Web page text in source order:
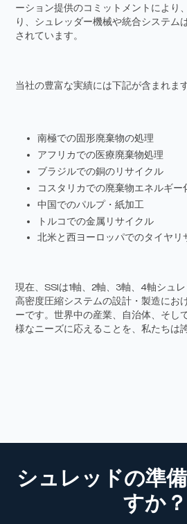
ーション提供のコミットメントにより
り、シュレッダー機械や統合システム
されています。
当社の豊富な実績には下記が含まれま
南極での固形廃棄物の処理
アフリカでの医療廃棄物処理
ブラジルでの銅のリサイクル
コスタリカでの廃棄物エネルギー
中国でのパルプ・紙加工
トルコでの金属リサイクル
北米と西ヨーロッパでのタイヤリ
現在、SSIは1軸、2軸、3軸、4軸シュ
高密度圧縮システムの設計・製造にお
ーです。世界中の産業、自治体、そし
様なニーズに応えることを、私たちは
シュレッドの準
すか？